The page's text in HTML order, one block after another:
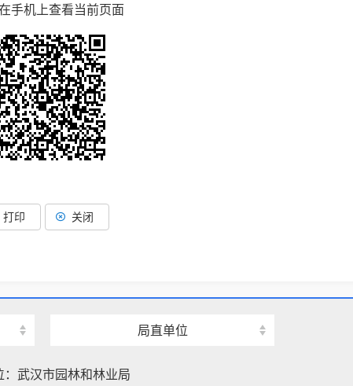
手机上查看当前页面
打印 关闭
局直单位
：武汉市园林和林业局